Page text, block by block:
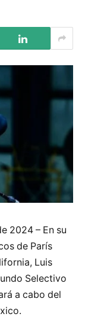
2024 – En su
de París
Luis
Selectivo
a cabo del